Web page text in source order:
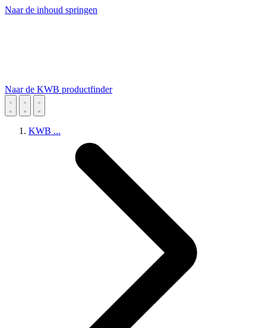
Naar de inhoud springen
Naar de KWB productfinder
KWB ...